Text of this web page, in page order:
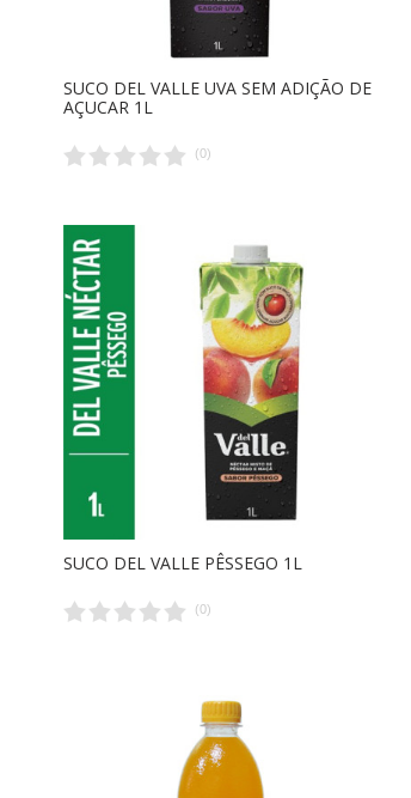
SUCO DEL VALLE UVA SEM ADIÇÃO DE
AÇUCAR 1L
(0)
SUCO DEL VALLE PÊSSEGO 1L
(0)